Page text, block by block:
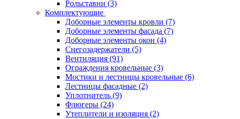
Рольставни (3)
Комплектующие
Доборные элементы кровли (7)
Доборные элементы фасада (7)
Доборные элементы окон (4)
Снегозадержатели (5)
Вентиляция (91)
Ограждения кровельные (3)
Мостики и лестницы кровельные (6)
Лестницы фасадные (2)
Уплотнитель (9)
Флюгеры (24)
Утеплители и изоляция (2)